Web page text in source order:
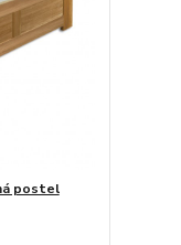
postel